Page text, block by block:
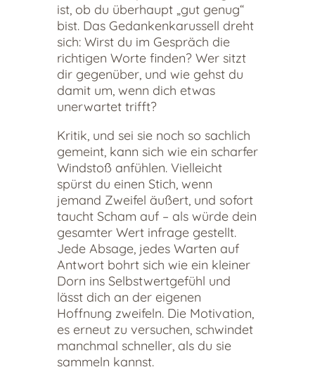
ist, ob du überhaupt „gut genug“
bist. Das Gedankenkarussell dreht
sich: Wirst du im Gespräch die
richtigen Worte finden? Wer sitzt
dir gegenüber, und wie gehst du
damit um, wenn dich etwas
unerwartet trifft?
Kritik, und sei sie noch so sachlich
gemeint, kann sich wie ein scharfer
Windstoß anfühlen. Vielleicht
spürst du einen Stich, wenn
jemand Zweifel äußert, und sofort
taucht Scham auf – als würde dein
gesamter Wert infrage gestellt.
Jede Absage, jedes Warten auf
Antwort bohrt sich wie ein kleiner
Dorn ins Selbstwertgefühl und
lässt dich an der eigenen
Hoffnung zweifeln. Die Motivation,
es erneut zu versuchen, schwindet
manchmal schneller, als du sie
sammeln kannst.